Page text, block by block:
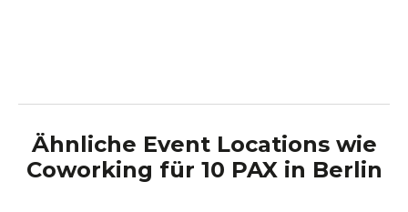
Ähnliche Event Locations wie
Coworking für 10 PAXin Berlin